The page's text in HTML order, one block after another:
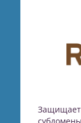
Защищает